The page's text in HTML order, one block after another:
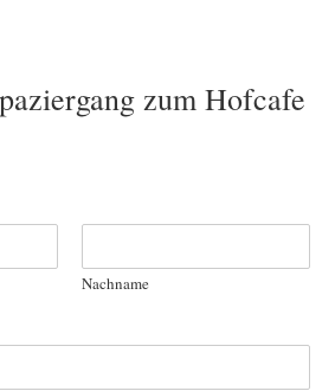
zum Hofcafe
Nachname